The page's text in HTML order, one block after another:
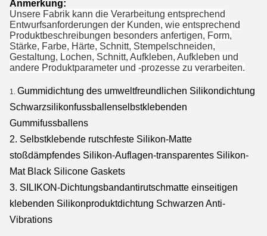
Anmerkung:
Unsere Fabrik kann die Verarbeitung entsprechend
Entwurfsanforderungen der Kunden, wie entsprechend
Produktbeschreibungen besonders anfertigen, Form,
Stärke, Farbe, Härte, Schnitt, Stempelschneiden,
Gestaltung, Lochen, Schnitt, Aufkleben, Aufkleben und
andere Produktparameter und -prozesse zu verarbeiten.
1. Gummidichtung des umweltfreundlichen Silikondichtung
Schwarzsilikonfussballenselbstklebenden
Gummifussballens
2. Selbstklebende rutschfeste Silikon-Matte
stoßdämpfendes Silikon-Auflagen-transparentes Silikon-
Mat Black Silicone Gaskets
3. SILIKON-Dichtungsbandantirutschmatte einseitigen
klebenden Silikonproduktdichtung Schwarzen Anti-
Vibrations